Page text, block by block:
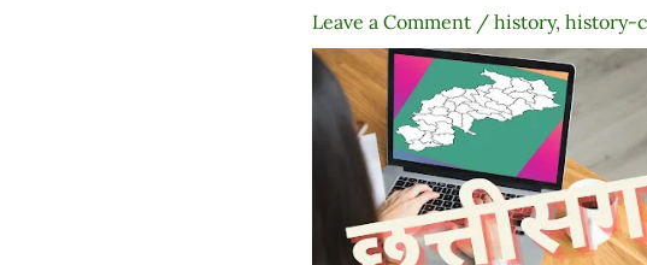
Leave a Comment / history, history-